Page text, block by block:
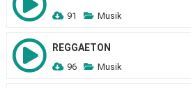
91 Musik
REGGAETON
96 Musik